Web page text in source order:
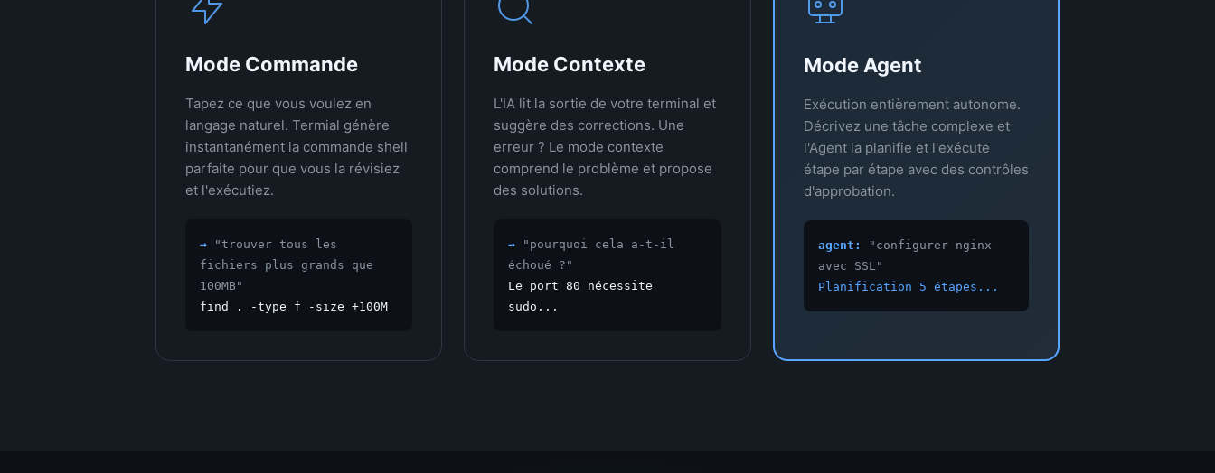
Mode Commande
Tapez ce que vous voulez en
langage naturel. Termial génère
instantanément la commande shell
parfaite pour que vous la révisiez
et l'exécutiez.
→ " trouver tous les
fichiers plus grands que
100MB "
find . -type f -size +100M
Mode Contexte
L'IA lit la sortie de votre terminal et
suggère des corrections. Une
erreur ? Le mode contexte
comprend le problème et propose
des solutions.
→ " pourquoi cela a-t-il
échoué ? "
Le port 80 nécessite
sudo...
Mode Agent
Exécution entièrement autonome.
Décrivez une tâche complexe et
l'Agent la planifie et l'exécute
étape par étape avec des contrôles
d'approbation.
agent: " configurer nginx
avec SSL"
Planification 5 étapes...